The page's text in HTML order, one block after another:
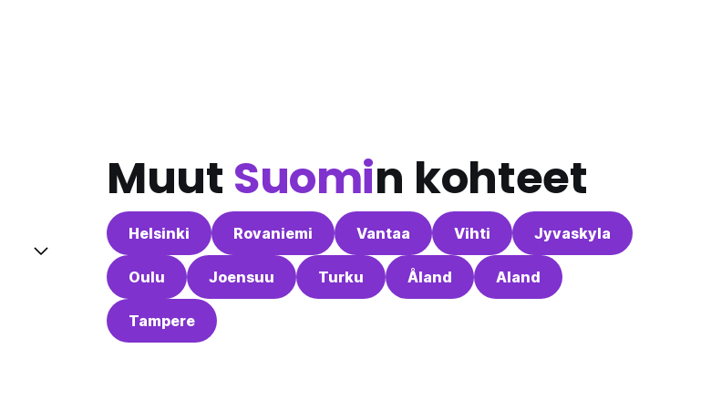
Muut Suomin kohteet
Helsinki Rovaniemi Vantaa Vihti Jyvaskyla
Oulu Joensuu Turku Åland Aland
Tampere